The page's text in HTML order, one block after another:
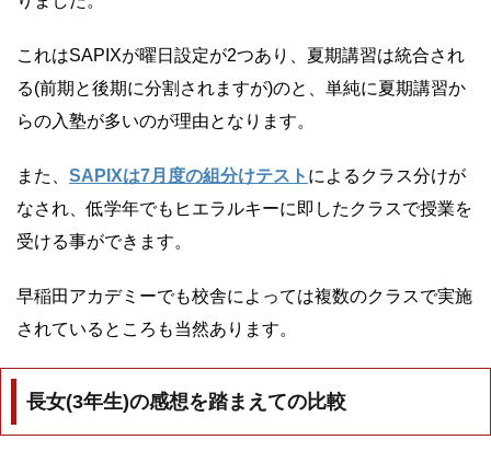
これはSAPIXが曜日設定が2つあり、夏期講習は統合され
る(前期と後期に分割されますが)のと、単純に夏期講習か
らの入塾が多いのが理由となります。
また、 SAPIXは7月度の組分けテスト によるクラス分けが
なされ、低学年でもヒエラルキーに即したクラスで授業を
受ける事ができます。
早稲田アカデミーでも校舎によっては複数のクラスで実施
されているところも当然あります。
長女(3年生)の感想を踏まえての比較